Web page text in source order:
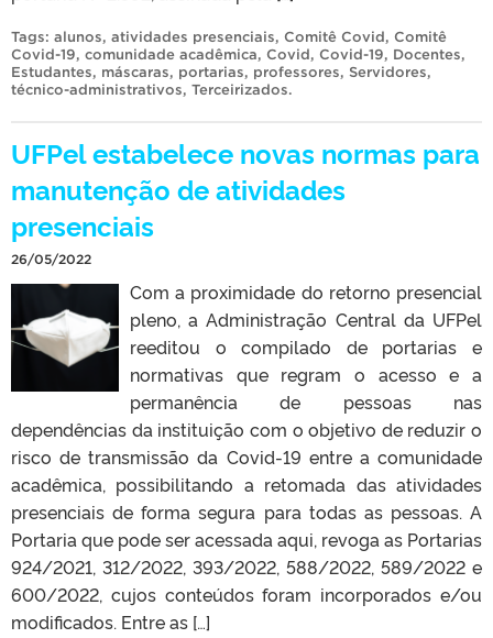
Tags: alunos, atividades presenciais, Comitê Covid, Comitê
Covid-19, comunidade acadêmica, Covid, Covid-19, Docentes,
Estudantes, máscaras, portarias, professores, Servidores,
técnico-administrativos, Terceirizados.
UFPel estabelece novas normas para
manutenção de atividades
presenciais
26/05/2022
Com a proximidade do retorno presencial
pleno, a Administração Central da UFPel
reeditou o compilado de portarias e
normativas que regram o acesso e a
permanência de pessoas nas
dependências da instituição com o objetivo de reduzir o
risco de transmissão da Covid-19 entre a comunidade
acadêmica, possibilitando a retomada das atividades
presenciais de forma segura para todas as pessoas. A
Portaria que pode ser acessada aqui, revoga as Portarias
924/2021, 312/2022, 393/2022, 588/2022, 589/2022 e
600/2022, cujos conteúdos foram incorporados e/ou
modificados. Entre as […]